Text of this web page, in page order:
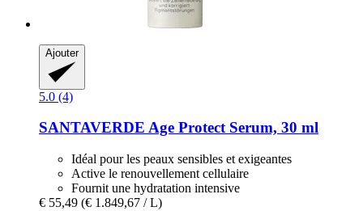
Ajouter
5.0 (4)
SANTAVERDE Age Protect Serum, 30 ml
Idéal pour les peaux sensibles et exigeantes
Active le renouvellement cellulaire
Fournit une hydratation intensive
€ 55,49 (€ 1.849,67 / L)